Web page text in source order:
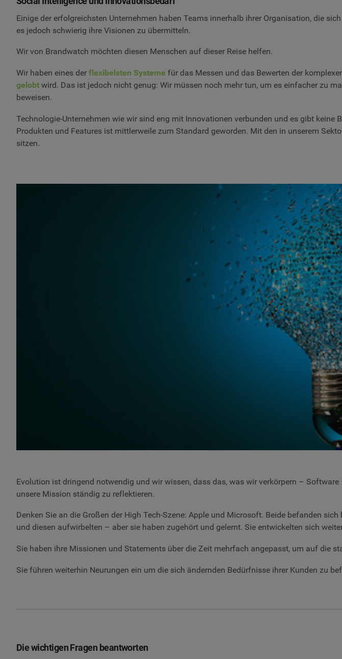
Einige der erfolgreichsten Unternehmen haben Teams innerhalb ihrer Organisation, die
es jedoch schwierig ihre Visionen zu übermitteln.
Wir von Brandwatch möchten diesen Menschen auf dieser Reise helfen.
Wir haben eines der flexibelsten Systeme für das Messen und das Bewerten der
gelobt wird. Das ist jedoch nicht genug: Wir müssen noch mehr tun, um es einfacher zu
beweisen.
Technologie-Unternehmen wie wir sind eng mit Innovationen verbunden und es gibt
Produkten und Features ist mittlerweile zum Standard geworden. Mit den in unserem
sitzen.
Evolution ist dringend notwendig und wir wissen, dass das, was wir verkörpern –
unsere Mission ständig zu reflektieren.
Denken Sie an die Großen der High Tech-Szene: Apple und Microsoft. Beide befanden
und diesen aufwirbelten – aber sie haben zugehört und gelernt. Sie entwickelten sich
Sie haben ihre Missionen und Statements über die Zeit mehrfach angepasst, um auf die
Sie führen weiterhin Neurungen ein um die sich ändernden Bedürfnisse ihrer Kunden zu
Die wichtigen Fragen beantworten